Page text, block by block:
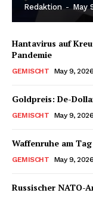
Redaktion - May
Hantavirus auf
Pandemie
GEMISCHT May 9, 2026
Goldpreis: De-
GEMISCHT May 9, 2026
Waffenruhe am
GEMISCHT May 9, 2026
Russischer NATO-